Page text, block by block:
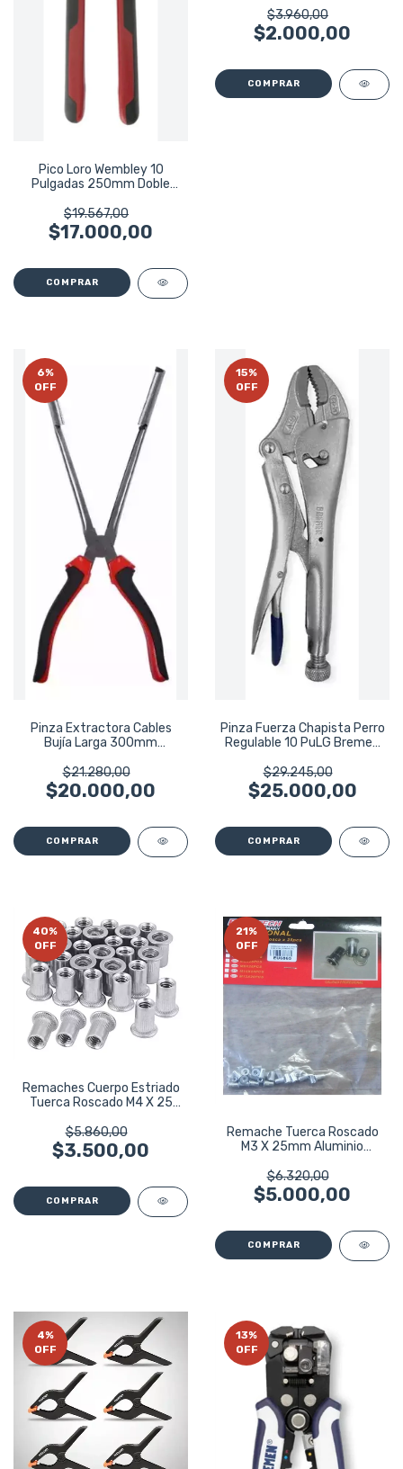
Pico Loro Wembley 10
Pulgadas 250mm Doble
$19.567,00
$17.000,00
$3.960,00
$2.000,00
6%
OFF
Pinza Extractora Cables
Bujía Larga 300mm
$21.280,00
$20.000,00
15%
OFF
Pinza Fuerza Chapista Perro
Regulable 10 PuLG Bremen
$29.245,00
$25.000,00
40%
OFF
Remaches Cuerpo Estriado
Tuerca Roscado M4 X 25
$5.860,00
$3.500,00
21%
OFF
Remache Tuerca Roscado
M3 X 25mm Aluminio
$6.320,00
$5.000,00
4%
OFF
13%
OFF